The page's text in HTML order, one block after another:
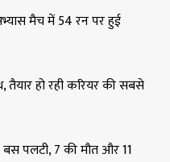
मैच में 54 रन पर हुई
तैयार हो रही करियर की सबसे
बस पलटी, 7 की मौत और 11